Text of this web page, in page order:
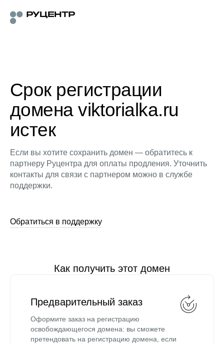
Срок регистрации
домена viktorialka.ru
истек
Если вы хотите сохранить домен — обратитесь к
партнеру Руцентра для оплаты продления. Уточнить
контакты для связи с партнером можно в службе
поддержки.
Обратиться в поддержку
Как получить этот домен
Предварительный заказ
Оформите заказ на регистрацию
освобождающегося домена: вы сможете
претендовать на регистрацию домена, если